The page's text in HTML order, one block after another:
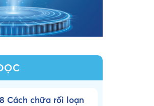
8 Cách chữa rối loạn